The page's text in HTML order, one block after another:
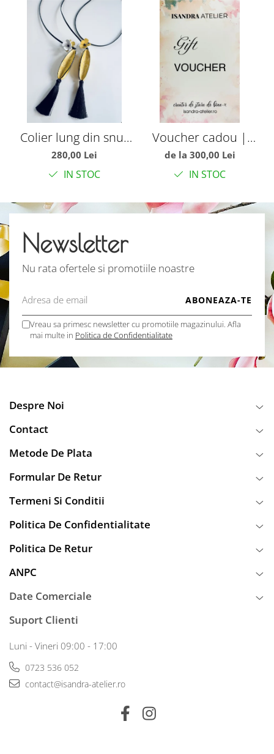
Colier lung din snur
de piele si ciucuri
280,00 Lei
IN STOC
Voucher cadou |
Isandra Atelier
de la 300,00 Lei
IN STOC
Newsletter
Nu rata ofertele si promotiile noastre
Vreau sa primesc newsletter cu promotiile magazinului. Afla
mai multe in Politica de Confidentialitate
Despre Noi
Contact
Metode De Plata
Formular De Retur
Termeni Si Conditii
Politica De Confidentialitate
Politica De Retur
ANPC
Date Comerciale
Suport Clienti
Luni - Vineri 09:00 - 17:00
0723 536 052
contact@isandra-atelier.ro